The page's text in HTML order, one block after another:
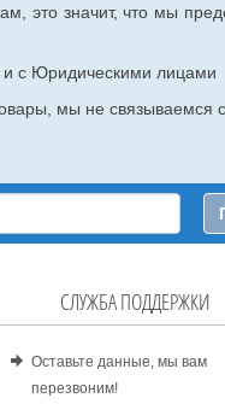
это значит, что мы
и с Юридическими лицами
мы не связываемся
СЛУЖБА ПОДДЕРЖКИ
Оставьте данные, мы вам
перезвоним!